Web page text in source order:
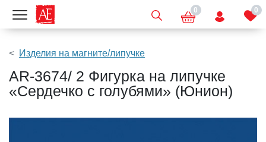
Показать меню 0 0
Изделия на магните/липучке
AR-3674/ 2 Фигурка на липучке
«Сердечко с голубями» (Юнион)